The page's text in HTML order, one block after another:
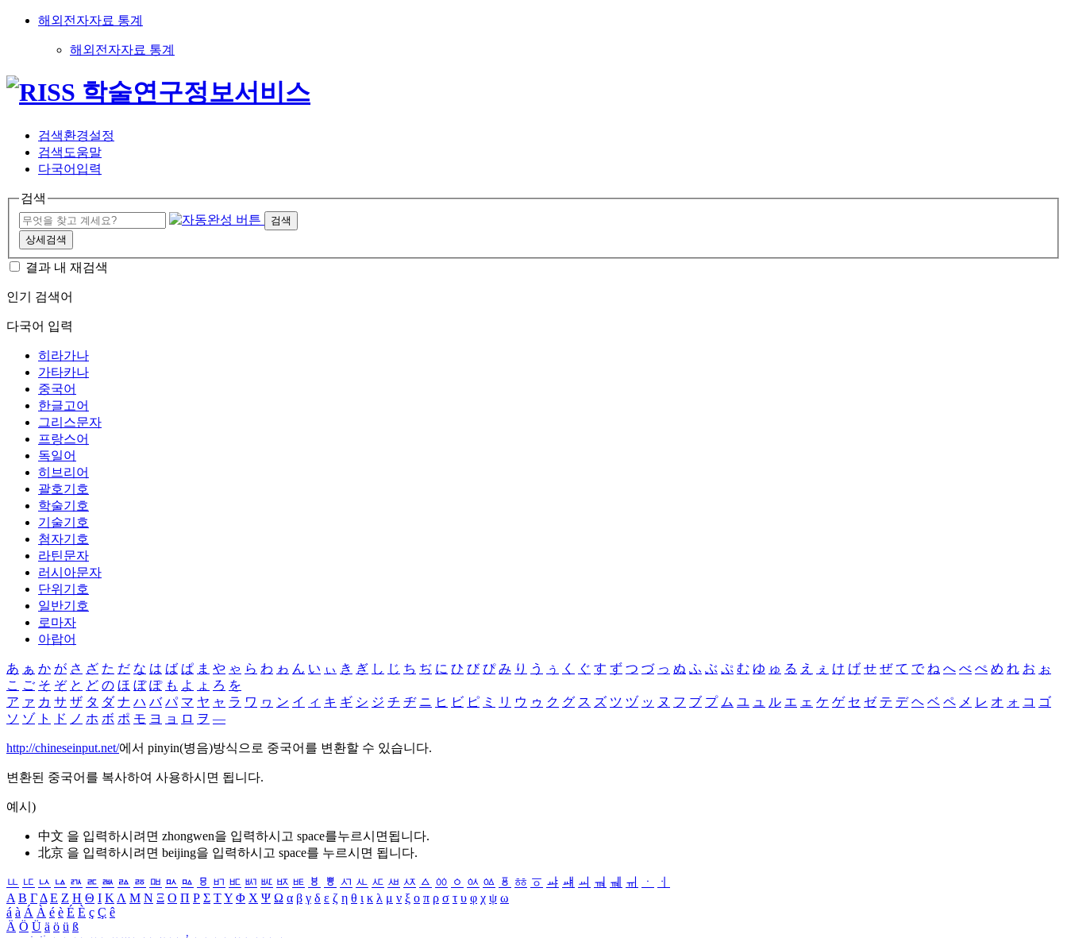
해외전자자료 통계
해외전자자료 통계
검색환경설정
검색도움말
다국어입력
검색
검색
상세검색
결과 내 재검색
인기 검색어
다국어 입력
히라가나
가타카나
중국어
한글고어
그리스문자
프랑스어
독일어
히브리어
괄호기호
학술기호
기술기호
첨자기호
라틴문자
러시아문자
단위기호
일반기호
로마자
아랍어
あ ぁ か が さ ざ た だ な は ば ぱ ま や ゃ ら わ ゎ ん い ぃ き ぎ し じ ち ぢ に ひ び ぴ み り う ぅ く ぐ す ず つ づ っ ぬ ふ ぶ ぷ む ゆ ゅ る え ぇ け げ せ ぜ て で ね へ べ ぺ め れ お ぉ
こ ご そ ぞ と ど の ほ ぼ ぽ も よ ょ ろ を
ア ァ カ サ ザ タ ダ ナ ハ バ パ マ ヤ ャ ラ ワ ヮ ン イ ィ キ ギ シ ジ チ ヂ ニ ヒ ビ ピ ミ リ ウ ゥ ク グ ス ズ ツ ヅ ッ ヌ フ ブ プ ム ユ ュ ル エ ェ ケ ゲ セ ゼ テ デ ヘ ベ ペ メ レ オ ォ コ ゴ
ソ ゾ ト ド ノ ホ ボ ポ モ ヨ ョ ロ ヲ ―
http://chineseinput.net/에서 pinyin(병음)방식으로 중국어를 변환할 수 있습니다.
변환된 중국어를 복사하여 사용하시면 됩니다.
예시)
中文 을 입력하시려면 zhongwen을 입력하시고 space를누르시면됩니다.
北京 을 입력하시려면 beijing을 입력하시고 space를 누르시면 됩니다.
ㅥ ㅦ ㅧ ㅨ ㅩ ㅪ ㅫ ㅬ ㅭ ㅮ ㅯ ㅰ ㅱ ㅲ ㅳ ㅴ ㅵ ㅶ ㅷ ㅸ ㅹ ㅺ ㅻ ㅼ ㅽ ㅾ ㅿ ㆀ ㆁ ㆂ ㆃ ㆄ ㆅ ㆆ ㆇ ㆈ ㆉ ㆊ ㆋ ㆌ ㆍ
ㆎ
Α Β ΓΔ Ε Ζ Η Θ Ι ΚΛ Μ Ν Ξ Ο Π Ρ Σ ΤΥ Φ Χ Ψ Ω α β γ δ ε ζ η θ ι κ λ μ ν ξ ο π ρ σ τ υ φ χ ψ ω
á à Á À é è É È ç Ç ê
Ä Ö Ü ä ö ü ß